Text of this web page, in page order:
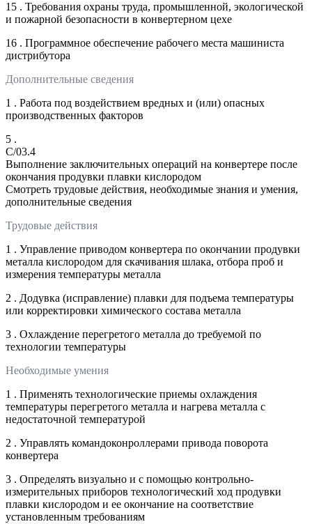
15 . Требования охраны труда, промышленной, экологической
и пожарной безопасности в конвертерном цехе
16 . Программное обеспечение рабочего места машиниста
дистрибутора
Дополнительные сведения
1 . Работа под воздействием вредных и (или) опасных
производственных факторов
5 .
C/03.4
Выполнение заключительных операций на конвертере после
окончания продувки плавки кислородом
Смотреть трудовые действия, необходимые знания и умения,
дополнительные сведения
Трудовые действия
1 . Управление приводом конвертера по окончании продувки
металла кислородом для скачивания шлака, отбора проб и
измерения температуры металла
2 . Додувка (исправление) плавки для подъема температуры
или корректировки химического состава металла
3 . Охлаждение перегретого металла до требуемой по
технологии температуры
Необходимые умения
1 . Применять технологические приемы охлаждения
температуры перегретого металла и нагрева металла с
недостаточной температурой
2 . Управлять командоконроллерами привода поворота
конвертера
3 . Определять визуально и с помощью контрольно-
измерительных приборов технологический ход продувки
плавки кислородом и ее окончание на соответствие
установленным требованиям